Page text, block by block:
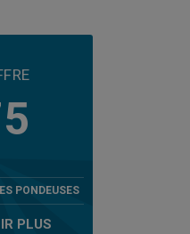
PONDEUSES
PLUS